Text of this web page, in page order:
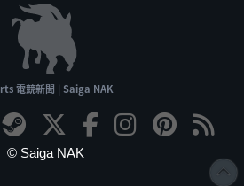
電競新聞 | Saiga NAK
© Saiga NAK